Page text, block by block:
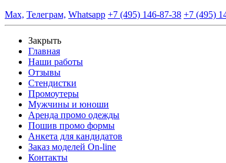
Max, Телеграм, Whatsapp +7 (495) 146-87-38 +7 (495)
Закрыть
Главная
Наши работы
Отзывы
Стендистки
Промоутеры
Мужчины и юноши
Аренда промо одежды
Пошив промо формы
Анкета для кандидатов
Заказ моделей On-line
Контакты